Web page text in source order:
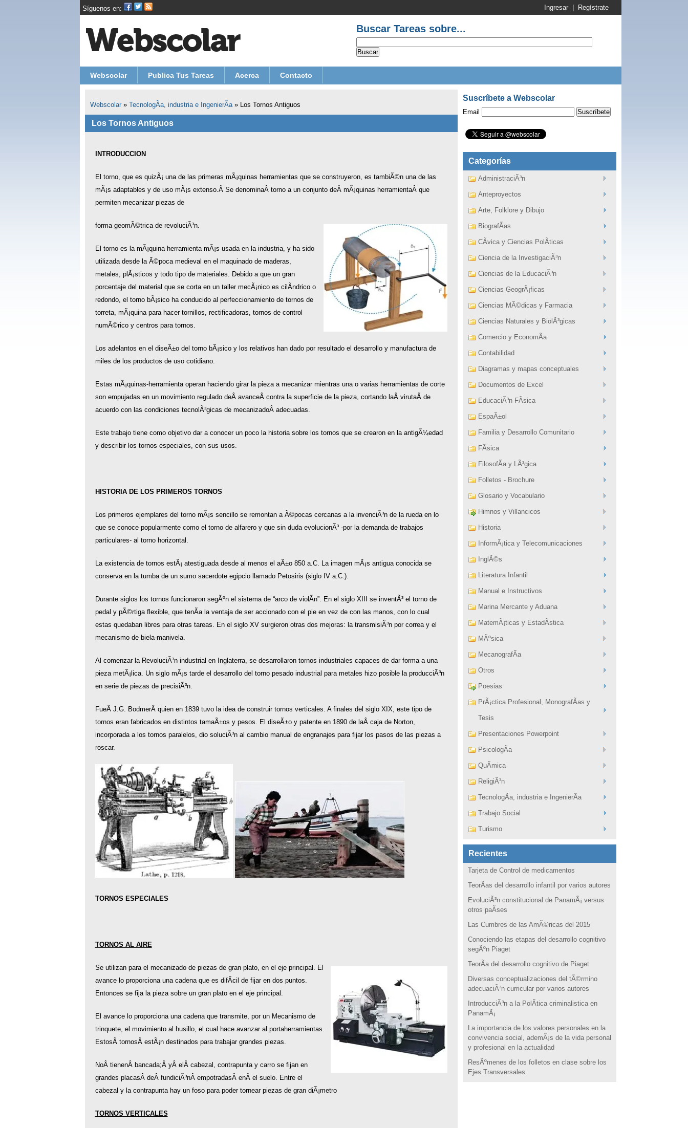
Síguenos en: Ingresar| Regístrate
Buscar Tareas sobre...
Webscolar Publica Tus Tareas Acerca Contacto
Webscolar» TecnologÃ­a, industria e IngenierÃ­a» Los Tornos Antiguos
Los Tornos Antiguos
INTRODUCCION
El torno, que es quizÃ¡ una de las primeras mÃ¡quinas herramientas que se construyeron, es tambiÃ©n una de las
mÃ¡s adaptables y de uso mÃ¡s extenso.Â Se denominaÂ torno a un conjunto deÂ mÃ¡quinas herramientaÂ que
permiten mecanizar piezas de
forma geomÃ©trica de revoluciÃ³n.
El torno es la mÃ¡quina herramienta mÃ¡s usada en la industria, y ha sido
utilizada desde la Ã©poca medieval en el maquinado de maderas,
metales, plÃ¡sticos y todo tipo de materiales. Debido a que un gran
porcentaje del material que se corta en un taller mecÃ¡nico es cilÃ­ndrico o
redondo, el torno bÃ¡sico ha conducido al perfeccionamiento de tornos de
torreta, mÃ¡quina para hacer tornillos, rectificadoras, tornos de control
numÃ©rico y centros para tornos.
Los adelantos en el diseÃ±o del torno bÃ¡sico y los relativos han dado por resultado el desarrollo y manufactura de
miles de los productos de uso cotidiano.
Estas mÃ¡quinas-herramienta operan haciendo girar la pieza a mecanizar mientras una o varias herramientas de corte
son empujadas en un movimiento regulado deÂ avanceÂ contra la superficie de la pieza, cortando laÂ virutaÂ de
acuerdo con las condiciones tecnolÃ³gicas de mecanizadoÂ adecuadas.
Este trabajo tiene como objetivo dar a conocer un poco la historia sobre los tornos que se crearon en la antigÃ¼edad
y describir los tornos especiales, con sus usos.
HISTORIA DE LOS PRIMEROS TORNOS
Los primeros ejemplares del torno mÃ¡s sencillo se remontan a Ã©pocas cercanas a la invenciÃ³n de la rueda en lo
que se conoce popularmente como el torno de alfarero y que sin duda evolucionÃ³ -por la demanda de trabajos
particulares- al torno horizontal.
La existencia de tornos estÃ¡ atestiguada desde al menos el aÃ±o 850 a.C. La imagen mÃ¡s antigua conocida se
conserva en la tumba de un sumo sacerdote egipcio llamado Petosiris (siglo IV a.C.).
Durante siglos los tornos funcionaron segÃºn el sistema de “arco de violÃ­n”. En el siglo XIII se inventÃ³ el torno de
pedal y pÃ©rtiga flexible, que tenÃ­a la ventaja de ser accionado con el pie en vez de con las manos, con lo cual
estas quedaban libres para otras tareas. En el siglo XV surgieron otras dos mejoras: la transmisiÃ³n por correa y el
mecanismo de biela-manivela.
Al comenzar la RevoluciÃ³n industrial en Inglaterra, se desarrollaron tornos industriales capaces de dar forma a una
pieza metÃ¡lica. Un siglo mÃ¡s tarde el desarrollo del torno pesado industrial para metales hizo posible la producciÃ³n
en serie de piezas de precisiÃ³n.
FueÂ J.G. BodmerÂ quien en 1839 tuvo la idea de construir tornos verticales. A finales del siglo XIX, este tipo de
tornos eran fabricados en distintos tamaÃ±os y pesos. El diseÃ±o y patente en 1890 de laÂ caja de Norton,
incorporada a los tornos paralelos, dio soluciÃ³n al cambio manual de engranajes para fijar los pasos de las piezas a
roscar.
TORNOS ESPECIALES
TORNOS AL AIRE
Se utilizan para el mecanizado de piezas de gran plato, en el eje principal. El
avance lo proporciona una cadena que es difÃ­cil de fijar en dos puntos.
Entonces se fija la pieza sobre un gran plato en el eje principal.
El avance lo proporciona una cadena que transmite, por un Mecanismo de
trinquete, el movimiento al husillo, el cual hace avanzar al portaherramientas.
EstosÂ tornosÂ estÃ¡n destinados para trabajar grandes piezas.
NoÂ tienenÂ bancada;Â yÂ elÂ cabezal, contrapunta y carro se fijan en
grandes placasÂ deÂ fundiciÃ³nÂ empotradasÂ enÂ el suelo. Entre el
cabezal y la contrapunta hay un foso para poder tornear piezas de gran diÃ¡metro
TORNOS VERTICALES
Suscríbete a Webscolar
Email
Categorías
AdministraciÃ³n
Anteproyectos
Arte, Folklore y Dibujo
BiografÃ­as
CÃ­vica y Ciencias PolÃ­ticas
Ciencia de la InvestigaciÃ³n
Ciencias de la EducaciÃ³n
Ciencias GeogrÃ¡ficas
Ciencias MÃ©dicas y Farmacia
Ciencias Naturales y BiolÃ³gicas
Comercio y EconomÃ­a
Contabilidad
Diagramas y mapas conceptuales
Documentos de Excel
EducaciÃ³n FÃ­sica
EspaÃ±ol
Familia y Desarrollo Comunitario
FÃ­sica
FilosofÃ­a y LÃ³gica
Folletos - Brochure
Glosario y Vocabulario
Himnos y Villancicos
Historia
InformÃ¡tica y Telecomunicaciones
InglÃ©s
Literatura Infantil
Manual e Instructivos
Marina Mercante y Aduana
MatemÃ¡ticas y EstadÃ­stica
MÃºsica
MecanografÃ­a
Otros
Poesias
PrÃ¡ctica Profesional, MonografÃ­as y
Tesis
Presentaciones Powerpoint
PsicologÃ­a
QuÃ­mica
ReligiÃ³n
TecnologÃ­a, industria e IngenierÃ­a
Trabajo Social
Turismo
Recientes
Tarjeta de Control de medicamentos
TeorÃ­as del desarrollo infantil por varios autores
EvoluciÃ³n constitucional de PanamÃ¡ versus
otros paÃ­ses
Las Cumbres de las AmÃ©ricas del 2015
Conociendo las etapas del desarrollo cognitivo
segÃºn Piaget
TeorÃ­a del desarrollo cognitivo de Piaget
Diversas conceptualizaciones del tÃ©rmino
adecuaciÃ³n curricular por varios autores
IntroducciÃ³n a la PolÃ­tica criminalistica en
PanamÃ¡
La importancia de los valores personales en la
convivencia social, ademÃ¡s de la vida personal
y profesional en la actualidad
ResÃºmenes de los folletos en clase sobre los
Ejes Transversales